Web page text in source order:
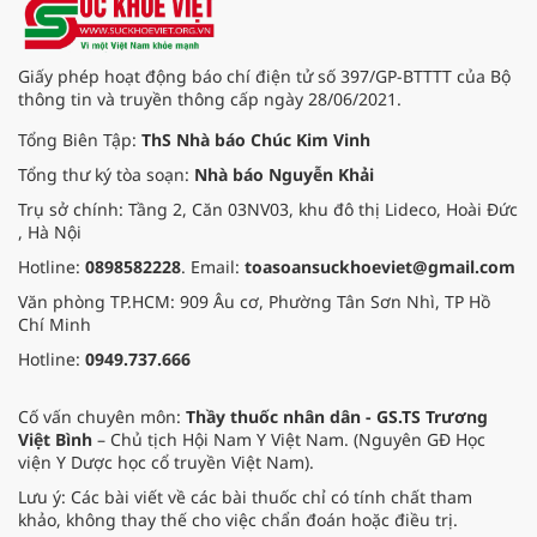
Giấy phép hoạt động báo chí điện tử số 397/GP-BTTTT của Bộ
thông tin và truyền thông cấp ngày 28/06/2021.
Tổng Biên Tập: ThS Nhà báo Chúc Kim Vinh
Tổng thư ký tòa soạn: Nhà báo Nguyễn Khải
Trụ sở chính: Tầng 2, Căn 03NV03, khu đô thị Lideco, Hoài Đức
, Hà Nội
Hotline: 0898582228. Email: toasoansuckhoeviet@gmail.com
Văn phòng TP.HCM: 909 Âu cơ, Phường Tân Sơn Nhì, TP Hồ
Chí Minh
Hotline: 0949.737.666
Cố vấn chuyên môn: Thầy thuốc nhân dân - GS.TS Trương
Việt Bình – Chủ tịch Hội Nam Y Việt Nam. (Nguyên GĐ Học
viện Y Dược học cổ truyền Việt Nam).
Lưu ý: Các bài viết về các bài thuốc chỉ có tính chất tham
khảo, không thay thế cho việc chẩn đoán hoặc điều trị.